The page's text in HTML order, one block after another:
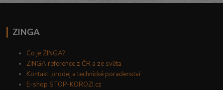
ZINGA
Co je ZINGA?
ZINGA reference z ČR a ze světa
Kontakt: prodej a technické poradenství
E-shop STOP-KOROZI.cz